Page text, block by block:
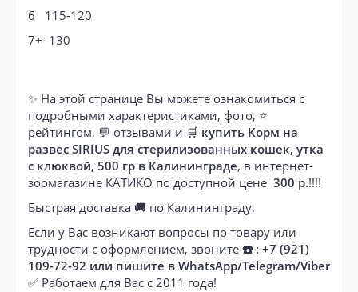
6 115-120
7+ 130
✨ На этой странице Вы можете ознакомиться с
подробными характеристиками, фото, ⭐
рейтингом, 💬 отзывами и 🛒 купить Корм на
развес SIRIUS для стерилизованных кошек, утка
с клюквой, 500 гр в Калининграде, в интернет-
зоомагазине КАТИКО по доступной цене 300 р.!!!!
Быстрая доставка 🚚 по Калининграду.
Если у Вас возникают вопросы по товару или
трудности с оформлением, звоните ☎️ : +7 (921)
109-72-92 или пишите в WhatsApp/Telegram/Viber
✅ Работаем для Вас с 2011 года!